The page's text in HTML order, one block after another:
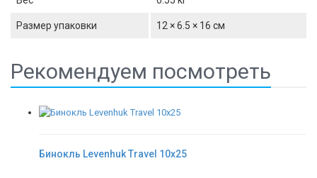
Размер упаковки 12 × 6.5 × 16 см
Рекомендуем посмотреть
Бинокль Levenhuk Travel 10x25